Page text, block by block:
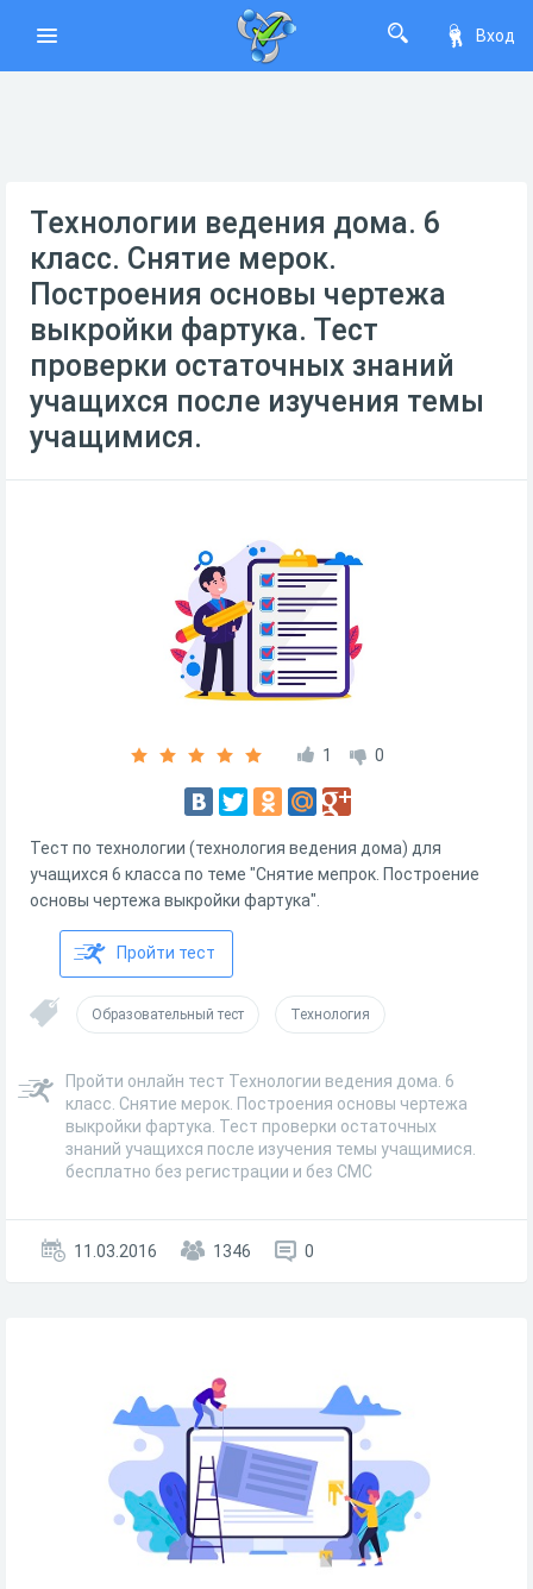
Вход
Технологии ведения дома. 6
класс. Снятие мерок.
Построения основы чертежа
выкройки фартука. Тест
проверки остаточных знаний
учащихся после изучения темы
учащимися.
1 0
Тест по технологии (технология ведения дома) для
учащихся 6 класса по теме "Снятие мепрок. Построение
основы чертежа выкройки фартука".
Пройти тест
Образовательный тест Технология
Пройти онлайн тест Технологии ведения дома. 6
класс. Снятие мерок. Построения основы чертежа
выкройки фартука. Тест проверки остаточных
знаний учащихся после изучения темы учащимися.
бесплатно без регистрации и без СМС
11.03.2016 1346 0